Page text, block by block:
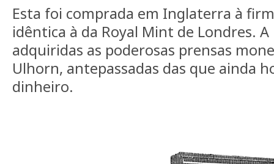
Esta foi comprada em Inglaterra à
idêntica à da Royal Mint de Londres.
adquiridas as poderosas prensas
Ulhorn, antepassadas das que ainda
dinheiro.